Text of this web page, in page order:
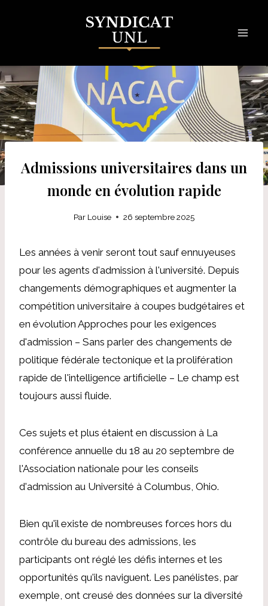
Admissions universitaires dans un
monde en évolution rapide
Par Louise 26 septembre 2025
Les années à venir seront tout sauf ennuyeuses
pour les agents d'admission à l'université. Depuis
changements démographiques et augmenter la
compétition universitaire à coupes budgétaires et
en évolution Approches pour les exigences
d'admission – Sans parler des changements de
politique fédérale tectonique et la prolifération
rapide de l'intelligence artificielle – Le champ est
toujours aussi fluide.
Ces sujets et plus étaient en discussion à La
conférence annuelle du 18 au 20 septembre de
l'Association nationale pour les conseils
d'admission au Université à Columbus, Ohio.
Bien qu'il existe de nombreuses forces hors du
contrôle du bureau des admissions, les
participants ont réglé les défis internes et les
opportunités qu'ils naviguent. Les panélistes, par
exemple, ont creusé des données sur la diversité